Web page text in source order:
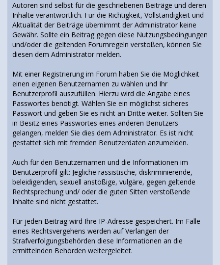
Autoren sind selbst für die geschriebenen Beiträge und deren
Inhalte verantwortlich. Für die Richtigkeit, Vollständigkeit und
Aktualität der Beiträge übernimmt der Administrator keine
Gewähr. Sollte ein Beitrag gegen diese Nutzungsbedingungen
und/oder die geltenden Forumregeln verstoßen, können Sie
diesen dem Administrator melden.
Mit einer Registrierung im Forum haben Sie die Möglichkeit
einen eigenen Benutzernamen zu wählen und Ihr
Benutzerprofil auszufüllen. Hierzu wird die Angabe eines
Passwortes benötigt. Wählen Sie ein möglichst sicheres
Passwort und geben Sie es nicht an Dritte weiter. Sollten Sie
in Besitz eines Passwortes eines anderen Benutzers
gelangen, melden Sie dies dem Administrator. Es ist nicht
gestattet sich mit fremden Benutzerdaten anzumelden.
Auch für den Benutzernamen und die Informationen im
Benutzerprofil gilt: Jegliche rassistische, diskriminierende,
beleidigenden, sexuell anstößige, vulgäre, gegen geltende
Rechtsprechung und/ oder die guten Sitten verstoßende
Inhalte sind nicht gestattet.
Für jeden Beitrag wird Ihre IP-Adresse gespeichert. Im Falle
eines Rechtsvergehens werden auf Verlangen der
Strafverfolgungsbehörden diese Informationen an die
ermittelnden Behörden weitergeleitet.